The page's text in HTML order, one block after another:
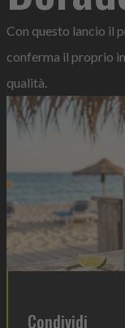
Con questo lancio il
conferma il proprio
qualità.
Condividi